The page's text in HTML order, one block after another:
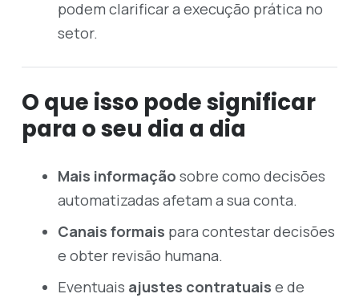
podem clarificar a execução prática no
setor.
O que isso pode significar
para o seu dia a dia
Mais informação sobre como decisões
automatizadas afetam a sua conta.
Canais formais para contestar decisões
e obter revisão humana.
Eventuais ajustes contratuais e de